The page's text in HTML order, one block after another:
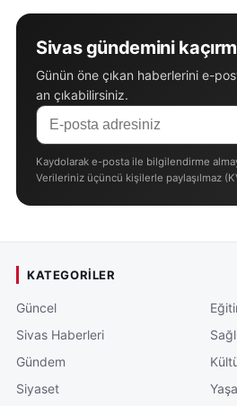
Sivas gündemini
Günün öne çıkan haberlerini e-
an çıkabilirsiniz.
Kaydolarak e-posta ile bilgilendirme
Verileriniz üçüncü kişilerle paylaşılmaz
KATEGORILER
Güncel
Sivas Haberleri
Gündem
Siyaset